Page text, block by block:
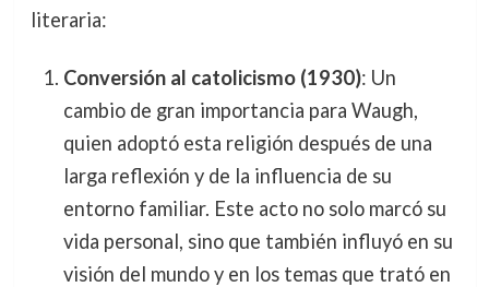
literaria:
Conversión al catolicismo (1930): Un
cambio de gran importancia para Waugh,
quien adoptó esta religión después de una
larga reflexión y de la influencia de su
entorno familiar. Este acto no solo marcó su
vida personal, sino que también influyó en su
visión del mundo y en los temas que trató en